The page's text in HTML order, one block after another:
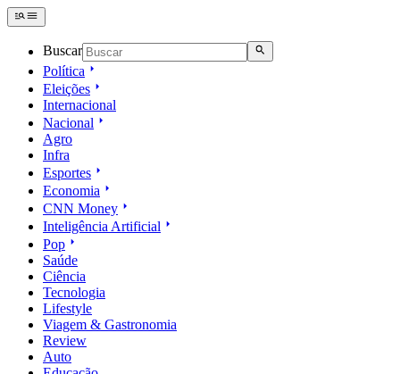
Buscar
Política
Eleições
Internacional
Nacional
Agro
Infra
Esportes
Economia
CNN Money
Inteligência Artificial
Pop
Saúde
Ciência
Tecnologia
Lifestyle
Viagem & Gastronomia
Review
Auto